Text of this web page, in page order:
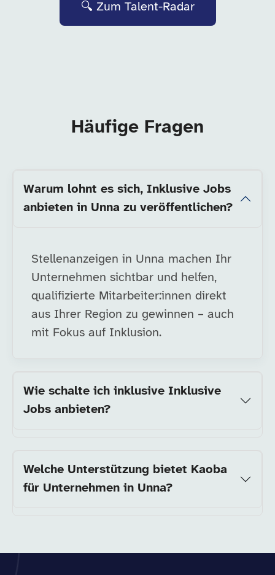
🔍 Zum Talent-Radar
Häufige Fragen
Warum lohnt es sich, Inklusive Jobs
anbieten in Unna zu veröffentlichen?
Stellenanzeigen in Unna machen Ihr
Unternehmen sichtbar und helfen,
qualifizierte Mitarbeiter:innen direkt
aus Ihrer Region zu gewinnen – auch
mit Fokus auf Inklusion.
Wie schalte ich inklusive Inklusive
Jobs anbieten?
Welche Unterstützung bietet Kaoba
für Unternehmen in Unna?